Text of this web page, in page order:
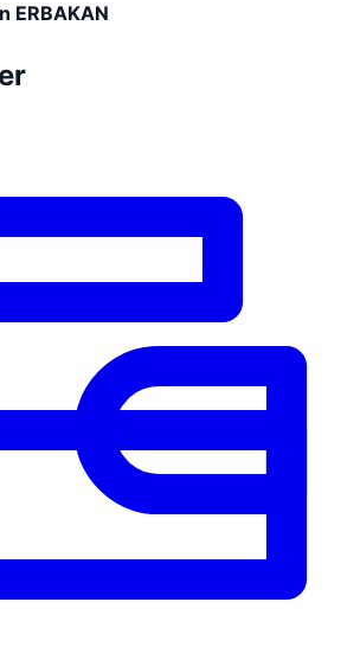
ERBAKAN